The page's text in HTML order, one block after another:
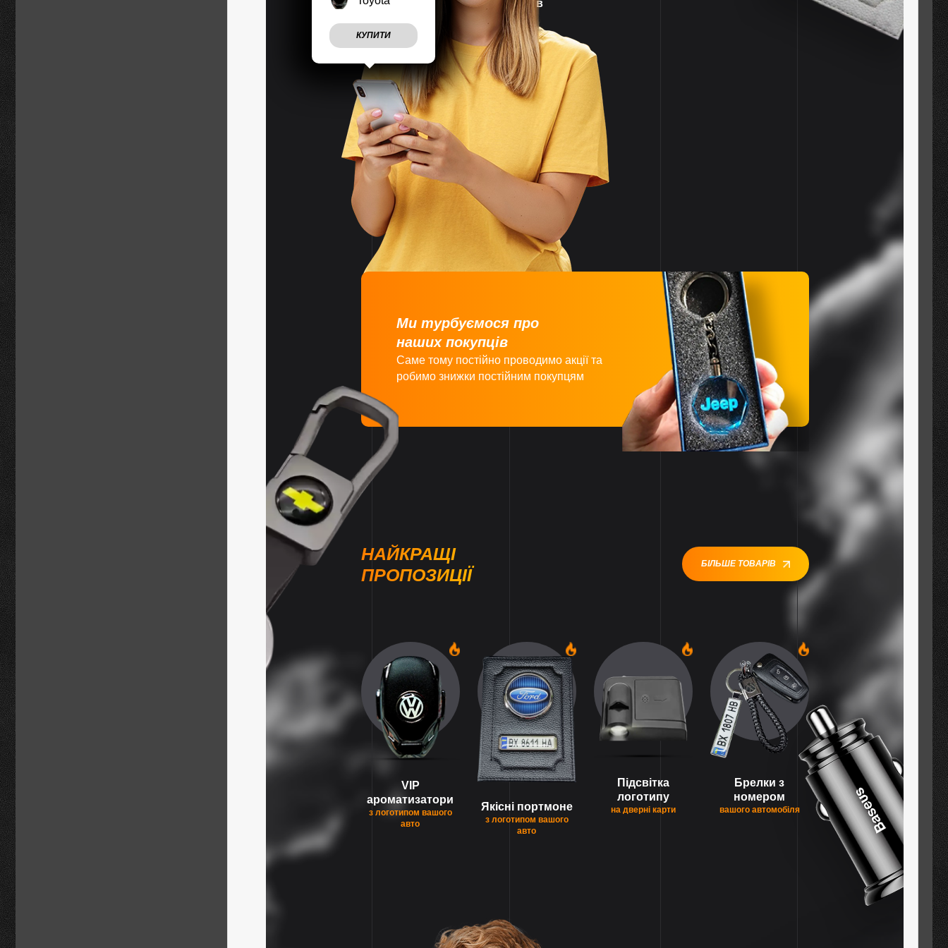
КУПИТИ
Наш магазин працює7 днів
Враховуємопобажання
клієнтів
Швидковідправляємо
замовлення
Великий асортимент
товарів
Ми турбуємося про
наших покупців
Саме тому постійно проводимо акції та
робимо знижки постійним покупцям
НАЙКРАЩІ
ПРОПОЗИЦІЇ
БІЛЬШЕ ТОВАРІВ
VIP
ароматизатори
з логотипом вашого
авто
Якісні портмоне
з логотипом вашого
авто
Підсвітка
логотипу
на дверні карти
Брелки з
номером
вашого автомобіля